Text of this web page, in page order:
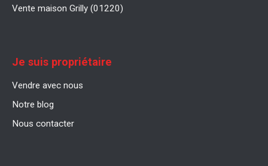
Vente maison Grilly (01220)
Je suis propriétaire
Vendre avec nous
Notre blog
Nous contacter